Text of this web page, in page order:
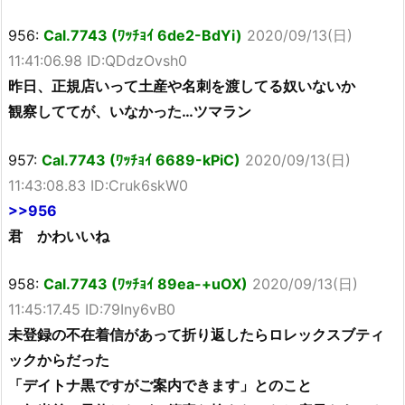
956: Cal.7743 (ﾜｯﾁｮｲ 6de2-BdYi) 2020/09/13(日)
11:41:06.98 ID:QDdzOvsh0
昨日、正規店いって土産や名刺を渡してる奴いないか
観察しててが、いなかった…ツマラン
957: Cal.7743 (ﾜｯﾁｮｲ 6689-kPiC) 2020/09/13(日)
11:43:08.83 ID:Cruk6skW0
>>956
君 かわいいね
958: Cal.7743 (ﾜｯﾁｮｲ 89ea-+uOX) 2020/09/13(日)
11:45:17.45 ID:79Iny6vB0
未登録の不在着信があって折り返したらロレックスブティ
ックからだった
「デイトナ黒ですがご案内できます」とのこと